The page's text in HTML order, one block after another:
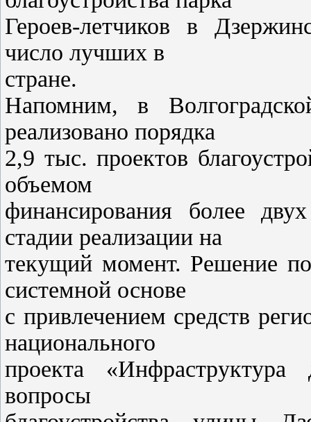
Героев-летчиков в
число лучших в
стране.
Напомним, в
реализовано порядка
2,9 тыс. проектов
объемом
финансирования более
стадии реализации на
текущий момент. Решение
системной основе
с привлечением средств
национального
проекта
вопросы